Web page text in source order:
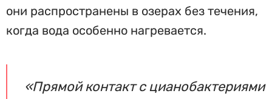
они распространены в озерах без течения,
когда вода особенно нагревается.
«Прямой контакт с цианобактериями